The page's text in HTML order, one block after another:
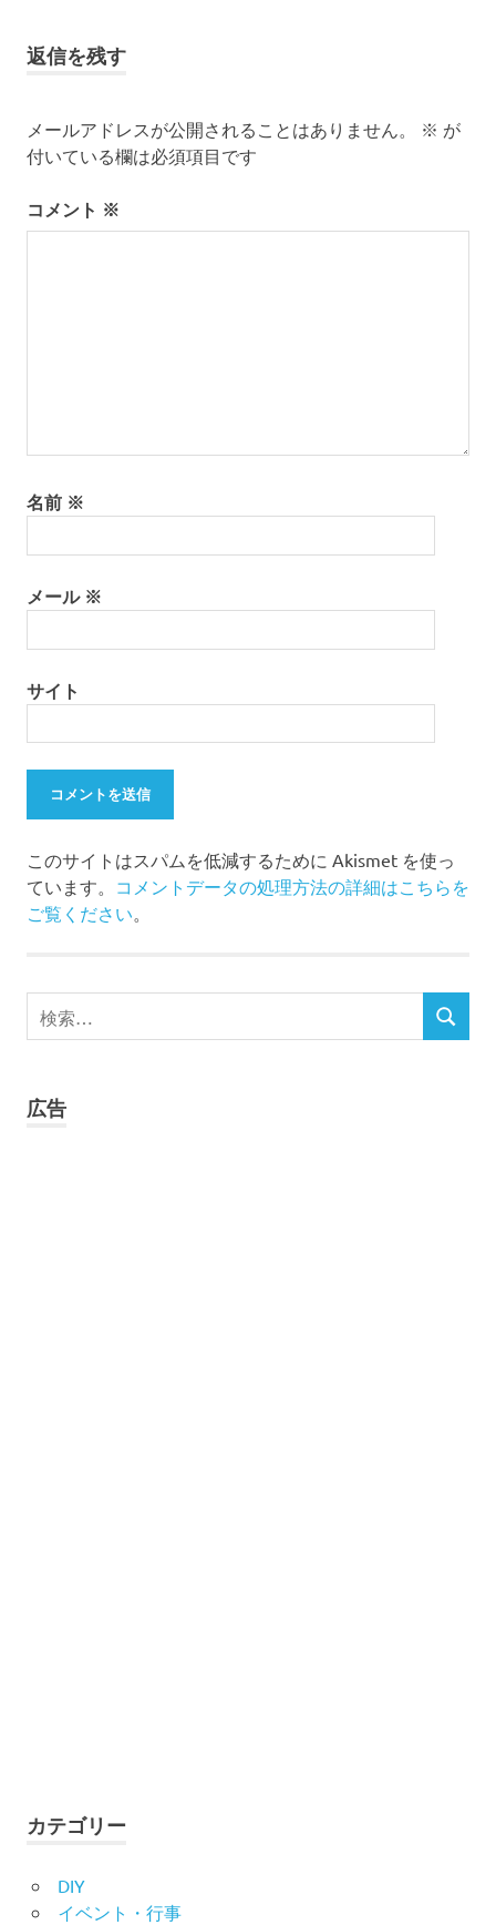
キ
便
利
費
ナ
ゲ
ー
シ
返信を残す
メールアドレスが公開されることはありません。 ※ が
付いている欄は必須項目です
コメント ※
名前 ※
メール ※
サイト
このサイトはスパムを低減するために Akismet を使っ
ています。 コメントデータの処理方法の詳細はこちらを
ご覧ください。
検
索
検
広告
カテゴリー
DIY
イベント・行事